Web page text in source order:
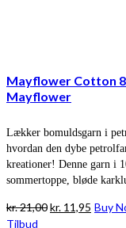
Mayflower Cotton
Mayflower
Lækker bomuldsgarn i
hvordan den dybe
kreationer! Denne garn i
sommertoppe, bløde
kr.21,00Den
kr. 11,95 Den
Buy
Tilbud